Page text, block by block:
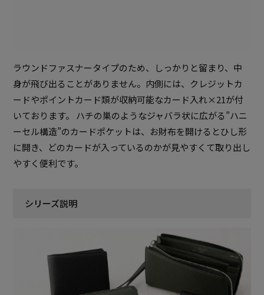
ラウンドファスナータイプのため、しっかりと留まり、中
身が飛び出ることがありません。内側には、クレジットカ
ードやポイントカード類が収納可能なカード入れ×21が付
いております。 ハチの巣のようなジャバラ状に広がる”ハニ
ーセル構造”のカードポケットは、お財布を開けるとひし形
に開き、どのカードが入っているのかが見やすくて取り出し
やすく便利です。
シリーズ説明